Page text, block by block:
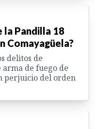
la Pandilla 18
Comayagüela?
delitos de
de fuego de
perjuicio del orden